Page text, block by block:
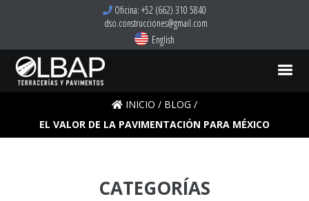
Oficina: +52 (662) 310 5840
dso.construcciones@gmail.com
English
INICIO / BLOG /
EL VALOR DE LA PAVIMENTACIÓN PARA MÉXICO
CATEGORÍAS